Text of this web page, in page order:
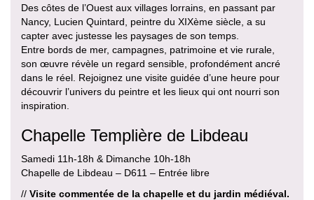
Des côtes de l’Ouest aux villages lorrains, en passant par
Nancy, Lucien Quintard, peintre du XIXème siècle, a su
capter avec justesse les paysages de son temps.
Entre bords de mer, campagnes, patrimoine et vie rurale,
son œuvre révèle un regard sensible, profondément ancré
dans le réel. Rejoignez une visite guidée d’une heure pour
découvrir l’univers du peintre et les lieux qui ont nourri son
inspiration.
Chapelle Templière de Libdeau
Samedi 11h-18h & Dimanche 10h-18h
Chapelle de Libdeau – D611 – Entrée libre
// Visite commentée de la chapelle et du jardin médiéval.